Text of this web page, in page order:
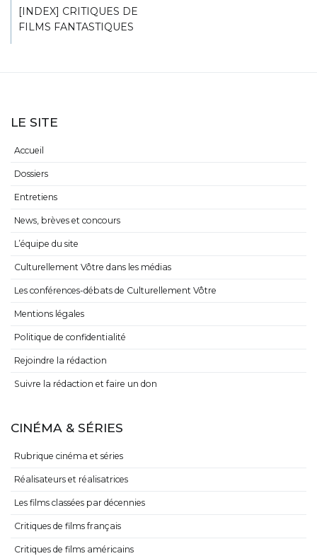
[INDEX] CRITIQUES DE
FILMS FANTASTIQUES
LE SITE
Accueil
Dossiers
Entretiens
News, brèves et concours
L’équipe du site
Culturellement Vôtre dans les médias
Les conférences-débats de Culturellement Vôtre
Mentions légales
Politique de confidentialité
Rejoindre la rédaction
Suivre la rédaction et faire un don
CINÉMA & SÉRIES
Rubrique cinéma et séries
Réalisateurs et réalisatrices
Les films classées par décennies
Critiques de films français
Critiques de films américains